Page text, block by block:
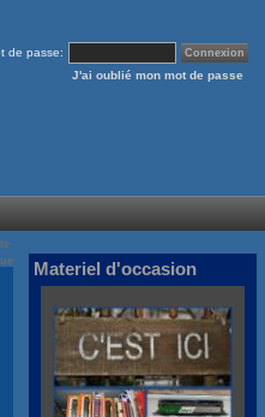
de passe:
J'ai oublié mon mot de passe
Materiel d'occasion